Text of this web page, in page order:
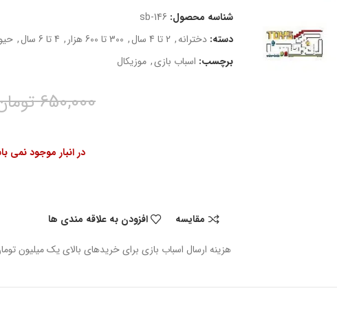
شناسه محصول: sb-146
دسته: دخترانه, 2 تا 4 سال , 300 تا 600 هزار , 4 تا 6 سال ,
برچسب: اسباب بازی, موزیکال
650,000
در انبار موجود نمی
مقایسه افزودن به علاقه مندی ها
هزینه ارسال اسباب بازی برای خریدهای بالای یک میلیون